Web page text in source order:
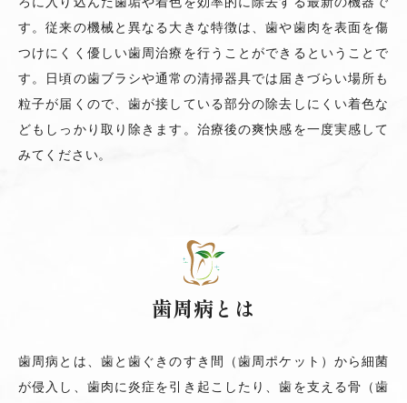
す。従来の機械と異なる大きな特徴は、歯や歯肉を表面を傷
つけにくく優しい歯周治療を行うことができるということで
す。日頃の歯ブラシや通常の清掃器具では届きづらい場所も
粒子が届くので、歯が接している部分の除去しにくい着色な
どもしっかり取り除きます。治療後の爽快感を一度実感して
みてください。
歯周病とは
歯周病とは、歯と歯ぐきのすき間（歯周ポケット）から細菌
が侵入し、歯肉に炎症を引き起こしたり、歯を支える骨（歯